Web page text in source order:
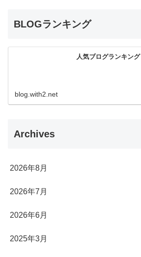
BLOGランキング
人気ブログランキング
blog.with2.net
Archives
2026年8月
2026年7月
2026年6月
2025年3月